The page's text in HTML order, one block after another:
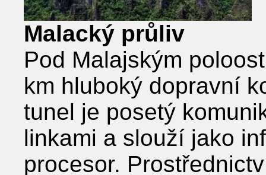
Malacký průliv
Pod Malajským
km hluboký dopravní
tunel je posetý
linkami a slouží jako
procesor.